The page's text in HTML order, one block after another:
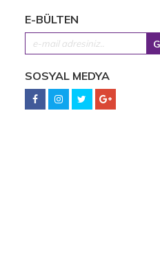
E-BÜLTEN
SOSYAL MEDYA